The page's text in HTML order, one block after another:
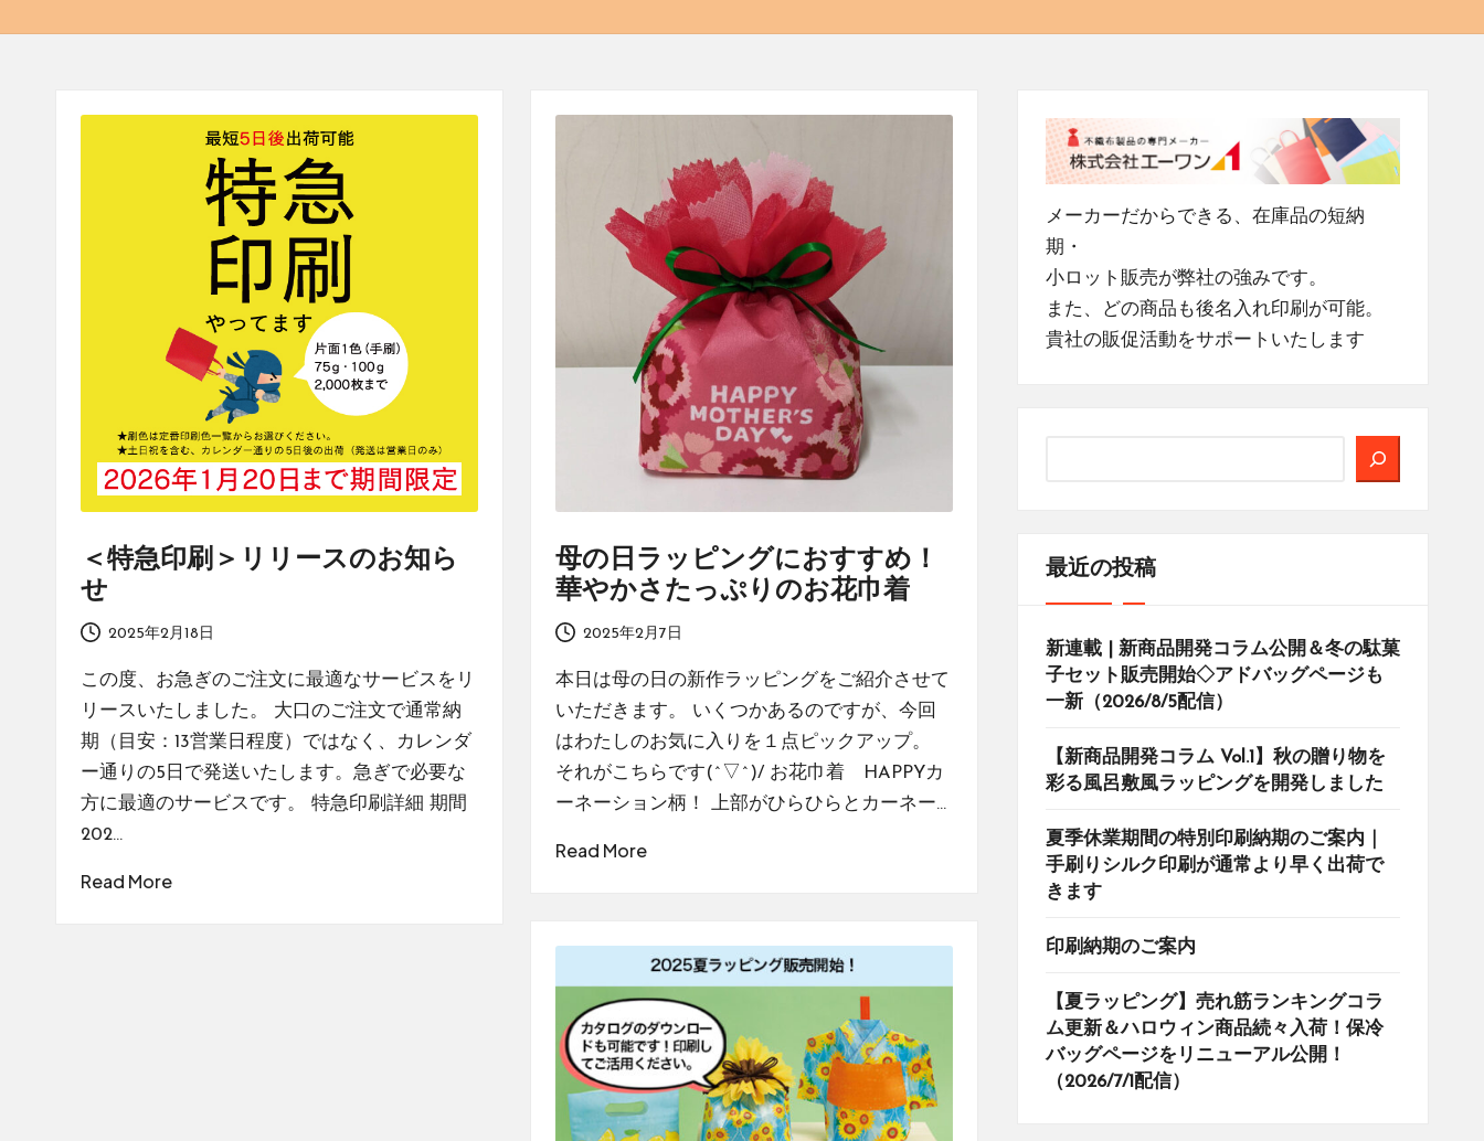
＜特急印刷＞リリースのお知ら
せ
2025年2月18日
この度、お急ぎのご注文に最適なサービスをリ
リースいたしました。 大口のご注文で通常納
期（目安：13営業日程度）ではなく、カレンダ
ー通りの5日で発送いたします。急ぎで必要な
方に最適のサービスです。 特急印刷詳細 期間
202…
Read More
母の日ラッピングにおすすめ！
華やかさたっぷりのお花巾着
2025年2月7日
本日は母の日の新作ラッピングをご紹介させて
いただきます。 いくつかあるのですが、今回
はわたしのお気に入りを１点ピックアップ。
それがこちらです(^▽^)/ お花巾着 HAPPYカ
ーネーション柄！ 上部がひらひらとカーネー…
Read More
メーカーだからできる、在庫品の短納
期・
小ロット販売が弊社の強みです。
また、どの商品も後名入れ印刷が可能。
貴社の販促活動をサポートいたします
最近の投稿
新連載 | 新商品開発コラム公開＆冬の駄菓
子セット販売開始◇アドバッグページも
一新（2026/8/5配信）
【新商品開発コラム Vol.1】秋の贈り物を
彩る風呂敷風ラッピングを開発しました
夏季休業期間の特別印刷納期のご案内｜
手刷りシルク印刷が通常より早く出荷で
きます
印刷納期のご案内
【夏ラッピング】売れ筋ランキングコラ
ム更新＆ハロウィン商品続々入荷！保冷
バッグページをリニューアル公開！
（2026/7/1配信）